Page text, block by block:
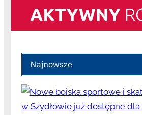
Najnowsze